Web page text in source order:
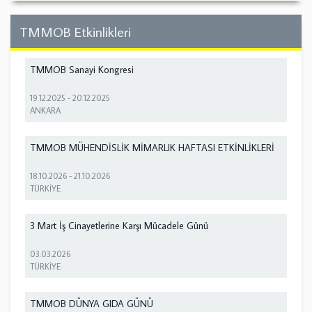
TMMOB Etkinlikleri
TMMOB Sanayi Kongresi
19.12.2025 -20.12.2025
ANKARA
TMMOB MÜHENDİSLİK MİMARLIK HAFTASI ETKİNLİKLERİ
18.10.2026 -21.10.2026
TÜRKİYE
3 Mart İş Cinayetlerine Karşı Mücadele Günü
03.03.2026
TÜRKİYE
TMMOB DÜNYA GIDA GÜNÜ